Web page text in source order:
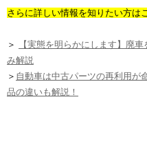
さらに詳しい情報を知りたい方は
＞
【実態を明らかにします】廃
み解説
＞ 自動車は中古パーツの再利用が
品の違いも解説！